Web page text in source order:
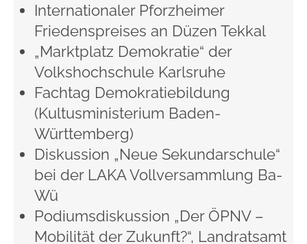
Internationaler Pforzheimer
Friedenspreises an Düzen Tekkal
„Marktplatz Demokratie“ der
Volkshochschule Karlsruhe
Fachtag Demokratiebildung
(Kultusministerium Baden-
Württemberg)
Diskussion „Neue Sekundarschule“
bei der LAKA Vollversammlung Ba-
Wü
Podiumsdiskussion „Der ÖPNV –
Mobilität der Zukunft?“, Landratsamt